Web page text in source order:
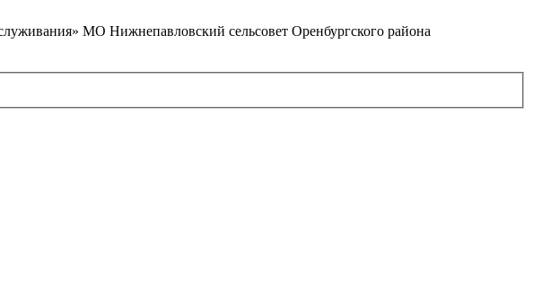
МО Нижнепавловский сельсовет Оренбургского района